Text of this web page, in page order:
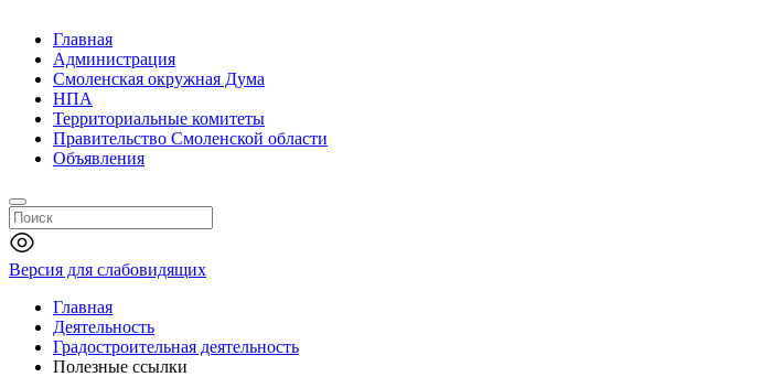
Главная
Администрация
Смоленская окружная Дума
НПА
Территориальные комитеты
Правительство Смоленской области
Объявления
Версия для слабовидящих
Главная
Деятельность
Градостроительная деятельность
Полезные ссылки